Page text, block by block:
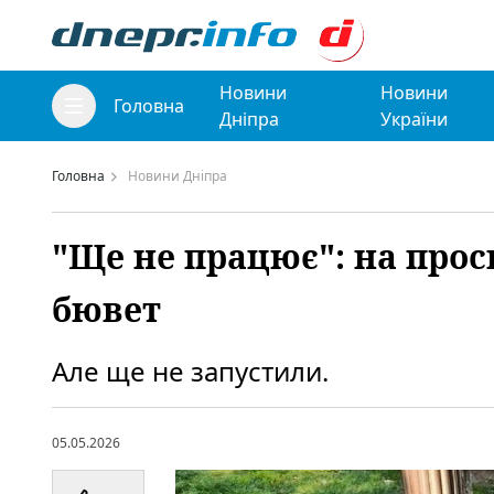
Головна
Новини
Дніпра
Новини
України
Головна Новини Дніпра
"Ще не працює": на
бювет
Але ще не запустили.
05.05.2026